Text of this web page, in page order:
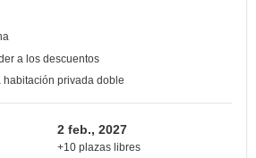
a los descuentos
habitación privada doble
2 feb., 2027
+10 plazas libres